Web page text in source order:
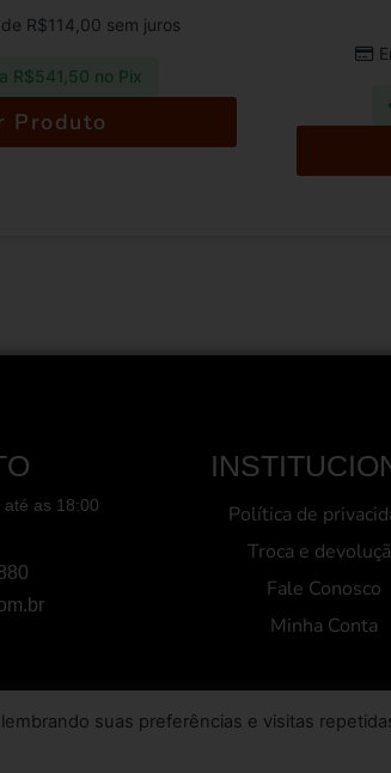
114,00sem juros
no Pix
Em
À
as 18:00
Política de
Troca e
Fale Conosco
Minha Conta
suas preferências e visitas